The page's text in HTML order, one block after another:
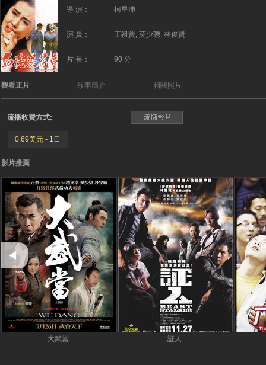
導 演： 柯星沛
演 員： 王祖賢, 莫少聰, 林俊賢
片 長： 90 分
觀看正片 故事簡介 相關照片
流播收費方式:
0.69美元 - 1日
影片推薦
大武當 証人